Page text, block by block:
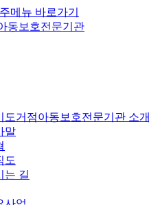
주메뉴 바로가기
도거점아동보호전문기관 소개
말
도
는 길